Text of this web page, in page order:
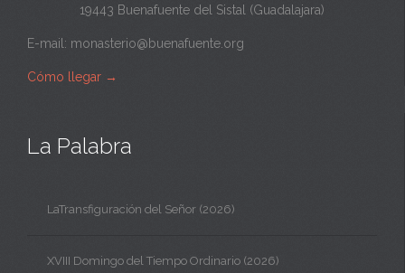
19443 Buenafuente del Sistal (Guadalajara)
E-mail: monasterio@buenafuente.org
Cómo llegar →
La Palabra
LaTransfiguración del Señor (2026)
XVIII Domingo del Tiempo Ordinario (2026)